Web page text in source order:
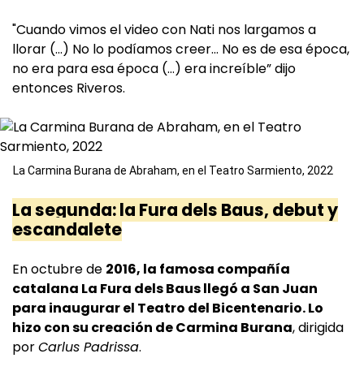
"Cuando vimos el video con Nati nos largamos a
llorar (…) No lo podíamos creer… No es de esa época,
no era para esa época (…) era increíble” dijo
entonces Riveros.
La Carmina Burana de Abraham, en el Teatro Sarmiento, 2022
La segunda: la Fura dels Baus, debut y
escandalete
En octubre de 2016, la famosa compañía
catalana La Fura dels Baus llegó a San Juan
para inaugurar el Teatro del Bicentenario. Lo
hizo con su creación de Carmina Burana, dirigida
porCarlus Padrissa.